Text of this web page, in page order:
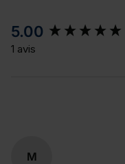
5.00
1 avis
M
New content loaded